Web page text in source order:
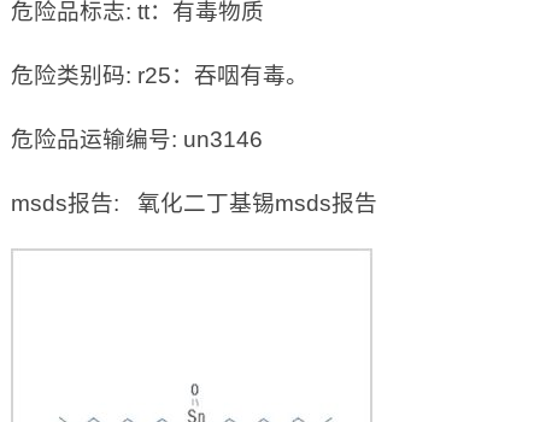
危险品标志: tt：有毒物质
危险类别码: r25：吞咽有毒。
危险品运输编号: un3146
msds报告: 氧化二丁基锡msds报告